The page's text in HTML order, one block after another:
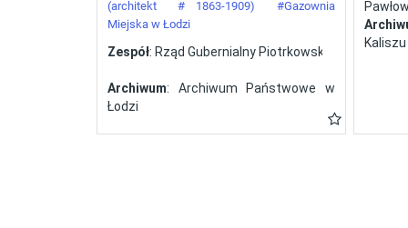
Franciszek Żwirko i
Stanisław Wigura na RWD-
6. Tym samym Polsce
przypadła organizacja
kolejnej odsłony zawodów.
Zorganizowany przez
(architekt
# 1863-1909)
#Gazownia
Miejska w Łodzi
Zespół: Rząd Gubernialny Piotrkowski
Archiwum: Archiwum Państwowe w
Łodzi
Kaliszu